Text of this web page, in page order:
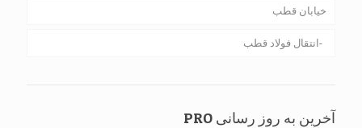
خیابان قطب
انتقال فولاد قطب
آخرین به روز رسانی PRO